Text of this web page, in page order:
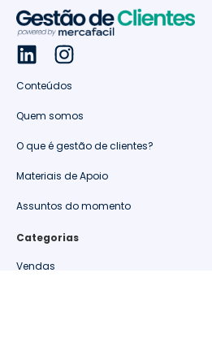
Conteúdos
Quem somos
O que é gestão de clientes?
Materiais de Apoio
Assuntos do momento
Categorias
Vendas